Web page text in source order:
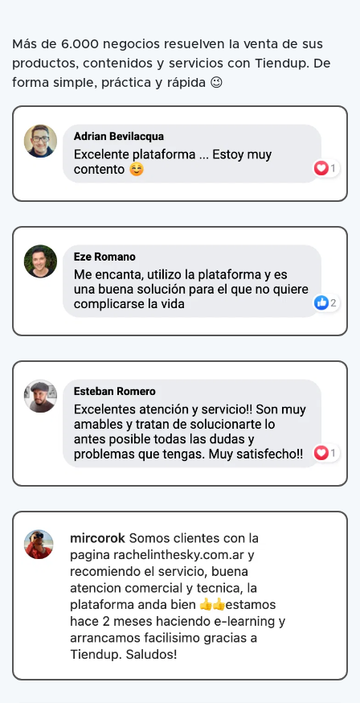
Más de 6.000 negocios resuelven la venta de sus
productos, contenidos y servicios con Tiendup. De
forma simple, práctica y rápida 😉